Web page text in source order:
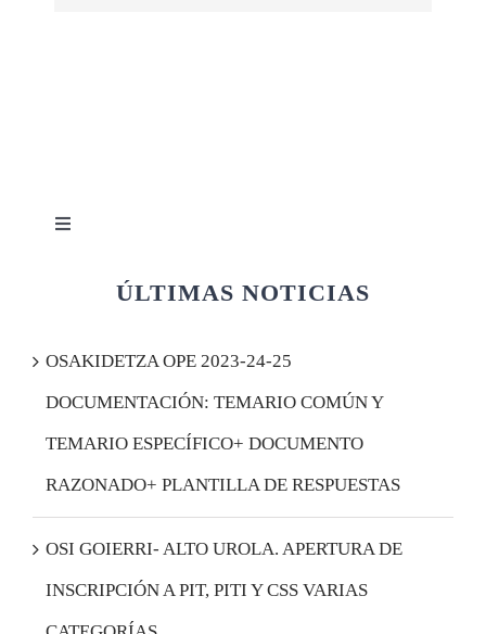
Toggle
Afiliación
ÚLTIMAS NOTICIAS
OSAKIDETZA OPE 2023-24-25
DOCUMENTACIÓN: TEMARIO COMÚN Y
TEMARIO ESPECÍFICO+ DOCUMENTO
RAZONADO+ PLANTILLA DE RESPUESTAS
OSI GOIERRI- ALTO UROLA. APERTURA DE
INSCRIPCIÓN A PIT, PITI Y CSS VARIAS